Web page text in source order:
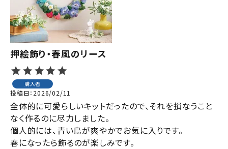
押絵飾り・春風のリース
購入者
投稿日 2026/02/11
全体的に可愛らしいキットだったので、それを損なうこと
なく作るのに尽力しました。
個人的には、青い鳥が爽やかでお気に入りです。
春になったら飾るのが楽しみです。